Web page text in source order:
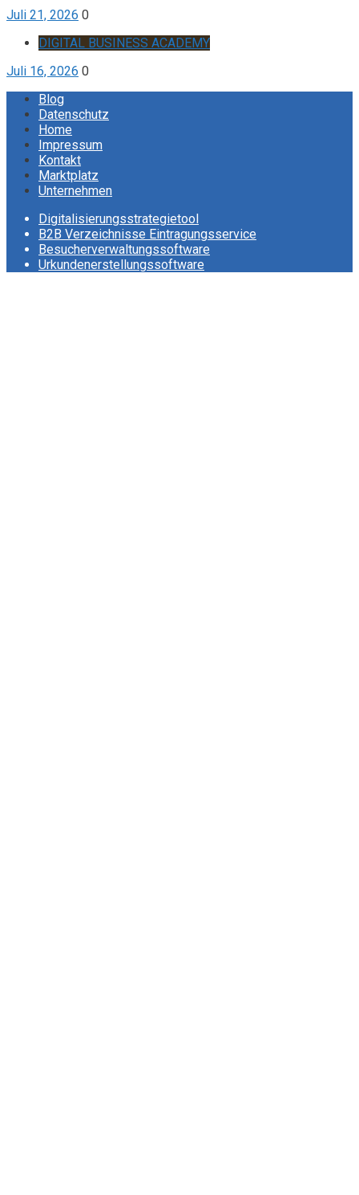
Juli 21, 2026 0
DIGITAL BUSINESS ACADEMY
Juli 16, 2026 0
Blog
Datenschutz
Home
Impressum
Kontakt
Marktplatz
Unternehmen
Digitalisierungsstrategietool
B2B Verzeichnisse Eintragungsservice
Besucherverwaltungssoftware
Urkundenerstellungssoftware